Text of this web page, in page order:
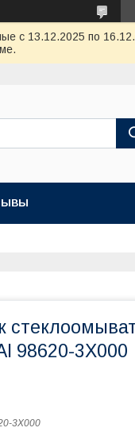
с 13.12.2025 по
98620-3X000
3X000